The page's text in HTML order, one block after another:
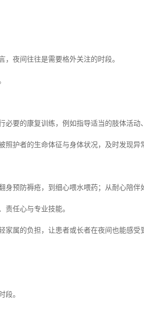
夜间往往是需要格外关注的时段。
必要的康复训练，例如指导适当的肢体活
护者的生命体征与身体状况，及时发现异
预防褥疮，到细心喂水喂药；从耐心陪伴
责任心与专业技能。
属的负担，让患者或长者在夜间也能感受
段。